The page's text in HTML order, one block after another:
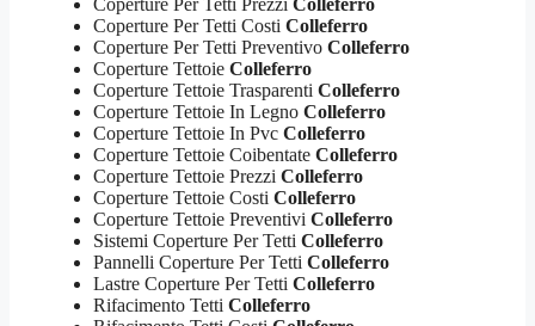
Coperture Per Tetti Costi Colleferro
Coperture Per Tetti Preventivo Colleferro
Coperture Tettoie Colleferro
Coperture Tettoie Trasparenti Colleferro
Coperture Tettoie In Legno Colleferro
Coperture Tettoie In Pvc Colleferro
Coperture Tettoie Coibentate Colleferro
Coperture Tettoie Prezzi Colleferro
Coperture Tettoie Costi Colleferro
Coperture Tettoie Preventivi Colleferro
Sistemi Coperture Per Tetti Colleferro
Pannelli Coperture Per Tetti Colleferro
Lastre Coperture Per Tetti Colleferro
Rifacimento Tetti Colleferro